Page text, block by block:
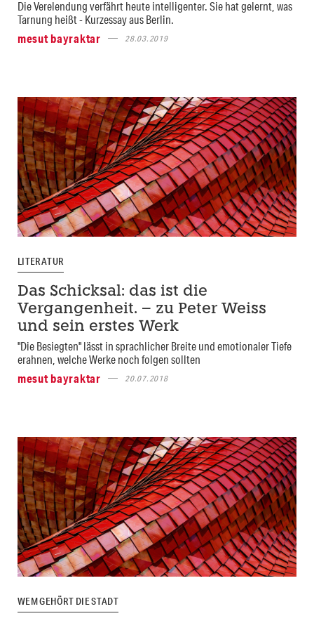
Die Verelendung verfährt heute intelligenter. Sie hat gelernt, was
Tarnung heißt - Kurzessay aus Berlin.
mesut bayraktar
28.03.2019
LITERATUR
Das Schicksal: das ist die
Vergangenheit. – zu Peter Weiss
und sein erstes Werk
"Die Besiegten" lässt in sprachlicher Breite und emotionaler Tiefe
erahnen, welche Werke noch folgen sollten
mesut bayraktar
20.07.2018
WEM GEHÖRT DIE STADT